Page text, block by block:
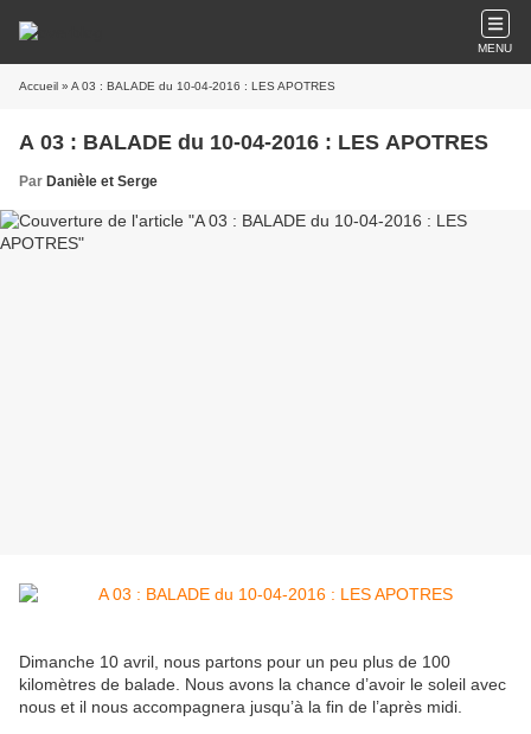
MENU
Accueil » A 03 : BALADE du 10-04-2016 : LES APOTRES
A 03 : BALADE du 10-04-2016 : LES APOTRES
Par Danièle et Serge
Dimanche 10 avril, nous partons pour un peu plus de 100
kilomètres de balade. Nous avons la chance d’avoir le soleil avec
nous et il nous accompagnera jusqu’à la fin de l’après midi.